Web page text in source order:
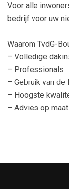
Voor alle
bedrijf voor uw
Waarom TvdG-
– Volledige
– Professionals
– Gebruik van
– Hoogste
– Advies op maat